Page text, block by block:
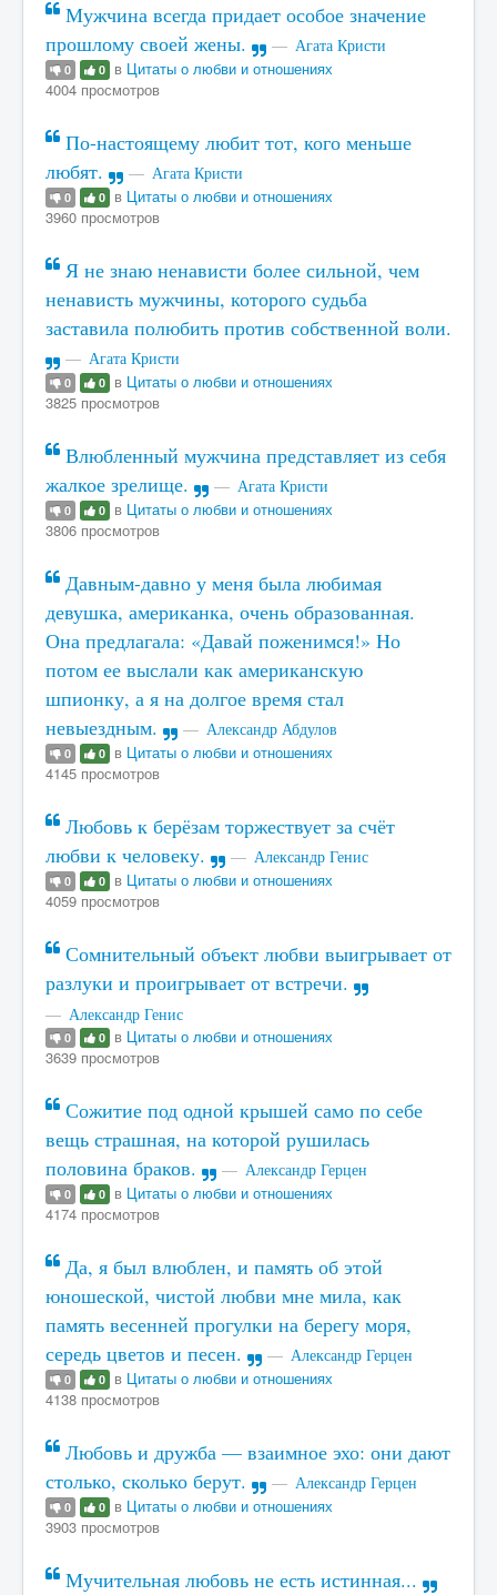
Мужчина всегда придает особое значение
прошлому своей жены.
Агата Кристи
0 0 в Цитаты о любви и отношениях
4004 просмотров
По-настоящему любит тот, кого меньше
любят.
Агата Кристи
0 0 в Цитаты о любви и отношениях
3960 просмотров
Я не знаю ненависти более сильной, чем
ненависть мужчины, которого судьба
заставила полюбить против собственной воли.
Агата Кристи
0 0 в Цитаты о любви и отношениях
3825 просмотров
Влюбленный мужчина представляет из себя
жалкое зрелище.
Агата Кристи
0 0 в Цитаты о любви и отношениях
3806 просмотров
Давным-давно у меня была любимая
девушка, американка, очень образованная.
Она предлагала: «Давай поженимся!» Но
потом ее выслали как американскую
шпионку, а я на долгое время стал
невыездным.
Александр Абдулов
0 0 в Цитаты о любви и отношениях
4145 просмотров
Любовь к берёзам торжествует за счёт
любви к человеку.
Александр Генис
0 0 в Цитаты о любви и отношениях
4059 просмотров
Сомнительный объект любви выигрывает от
разлуки и проигрывает от встречи.
Александр Генис
0 0 в Цитаты о любви и отношениях
3639 просмотров
Сожитие под одной крышей само по себе
вещь страшная, на которой рушилась
половина браков.
Александр Герцен
0 0 в Цитаты о любви и отношениях
4174 просмотров
Да, я был влюблен, и память об этой
юношеской, чистой любви мне мила, как
память весенней прогулки на берегу моря,
середь цветов и песен.
Александр Герцен
0 0 в Цитаты о любви и отношениях
4138 просмотров
Любовь и дружба — взаимное эхо: они дают
столько, сколько берут.
Александр Герцен
0 0 в Цитаты о любви и отношениях
3903 просмотров
Мучительная любовь не есть истинная...